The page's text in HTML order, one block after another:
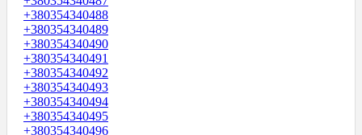
+380354340488
+380354340489
+380354340490
+380354340491
+380354340492
+380354340493
+380354340494
+380354340495
+380354340496